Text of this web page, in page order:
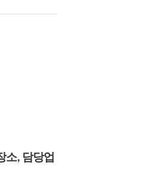
소, 담당업